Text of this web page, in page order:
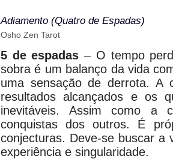
Adiamento (Quatro de Espadas)
Osho Zen Tarot
5 de espadas – O tempo
sobra é um balanço da vida
uma sensação de derrota. A
resultados alcançados e os
inevitáveis. Assim como a
conquistas dos outros. É
conjecturas. Deve-se buscar a
experiência e singularidade.